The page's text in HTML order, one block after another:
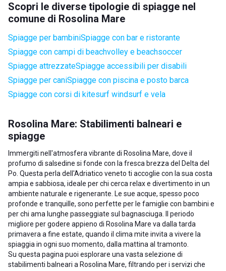
Scopri le diverse tipologie di spiagge nel
comune di Rosolina Mare
Spiagge per bambiniSpiagge con bar e ristorante
Spiagge con campi di beachvolley e beachsoccer
Spiagge attrezzateSpiagge accessibili per disabili
Spiagge per caniSpiagge con piscina e posto barca
Spiagge con corsi di kitesurf windsurf e vela
Rosolina Mare: Stabilimenti balneari e
spiagge
Immergiti nell'atmosfera vibrante di Rosolina Mare, dove il
profumo di salsedine si fonde con la fresca brezza del Delta del
Po. Questa perla dell'Adriatico veneto ti accoglie con la sua costa
ampia e sabbiosa, ideale per chi cerca relax e divertimento in un
ambiente naturale e rigenerante. Le sue acque, spesso poco
profonde e tranquille, sono perfette per le famiglie con bambini e
per chi ama lunghe passeggiate sul bagnasciuga. Il periodo
migliore per godere appieno di Rosolina Mare va dalla tarda
primavera a fine estate, quando il clima mite invita a vivere la
spiaggia in ogni suo momento, dalla mattina al tramonto.
Su questa pagina puoi esplorare una vasta selezione di
stabilimenti balneari a Rosolina Mare, filtrando per i servizi che